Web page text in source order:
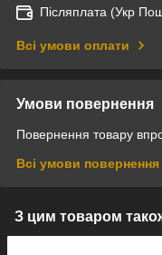
Післяплата (Укр
Всі умови оплати
Умови повернення
Повернення товару
Всі умови повернення
З цим товаром